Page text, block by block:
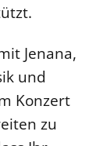
Jenana,
und
Konzert
zu